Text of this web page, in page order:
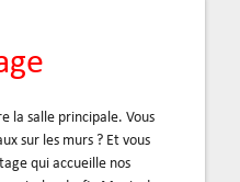
la salle principale. Vous
sur les murs ? Et vous
qui accueille nos